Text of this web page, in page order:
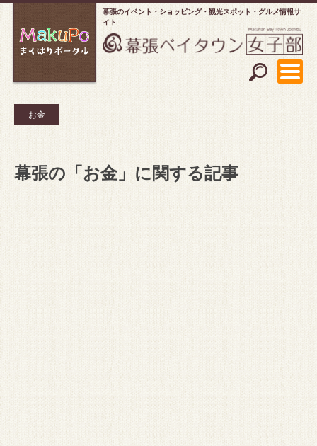
幕張のイベント・ショッピング
観光スポット・グルメ情報サ
イト
お金
幕張の「お金」に関する記事